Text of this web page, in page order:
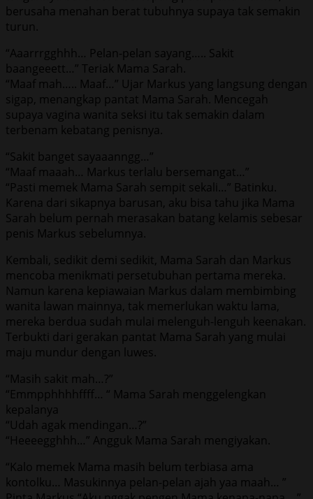
berusaha menahan berat tubuhnya supaya tak semakin
turun.
“Aaarrrgghhh… Pelan-pelan sayang….. Sakit
baangeeett…” Teriak Mama Sarah.
“Maaf mah….. Maaf…” Ujar Markus yang langsung dengan
sigap, menangkap pantat Mama Sarah. Mencegah
supaya vagina wanita seksi itu tak semakin dalam
terbenam kebatang penisnya.
“Sakit banget sayaaanngg…”
“Maaf maaah… Markus terlalu bersemangat…”
“Pasti memek Mama Sarah sempit sekali…” Batinku.
Karena dari sikapnya barusan, aku bisa tahu jika Mama
Sarah belum pernah merasakan batang kelamis sebesar
penis Markus sebelumnya.
Kembali, sedikit demi sedikit, Mama Sarah dan Markus
mencoba menikmati persetubuhan pertama mereka.
Namun karena kepiawaian Markus dalam membimbing
wanita lawan mainnya, tak memerlukan waktu lama,
mereka berdua sudah mulai melenguh-lenguh keenakan.
Terbukti dari gerakan pantat Mama Sarah yang mulai
maju mundur dengan luwes.
“Masih sakit mah…?”
“Emmpphhhhffff… “ Mama Sarah menggelengkan
kepalanya
“Udah agak mendingan…?”
“Heeeegghhh…” Angguk Mama Sarah mengiyakan.
“Kalo memek Mama masih belum terbiasa ama
kontolku… Masukinnya pelan-pelan ajah yaa maah… ”